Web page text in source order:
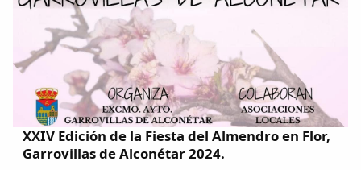
XXIV Edición de la Fiesta del Almendro en Flor,
Garrovillas de Alconétar 2024.